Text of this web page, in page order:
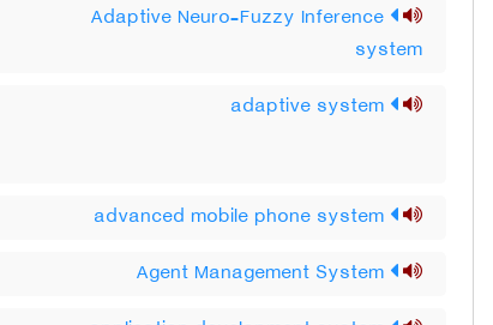
Adaptive Neuro-Fuzzy Inference
system